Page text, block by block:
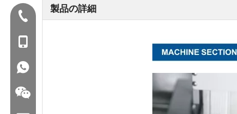
製品の詳細
Tel：+86-577-88627766